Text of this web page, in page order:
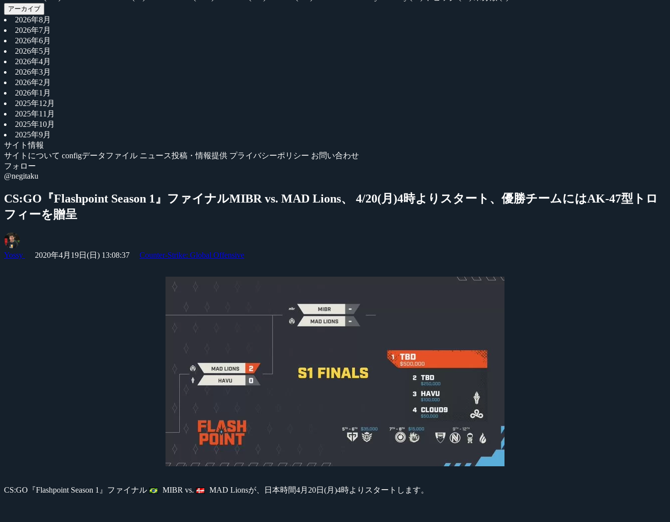
アーカイブ
2026年8月
2026年7月
2026年6月
2026年5月
2026年4月
2026年3月
2026年2月
2026年1月
2025年12月
2025年11月
2025年10月
2025年9月
サイト情報
サイトについて configデータファイル ニュース投稿・情報提供 プライバシーポリシー お問い合わせ
フォロー
@negitaku
CS:GO『Flashpoint Season 1』ファイナルMIBR vs. MAD Lions、 4/20(月)4時よりスタート、優勝チームにはAK-47型トロ
フィーを贈呈
Yossy 2020年4月19日(日) 13:08:37 Counter-Strike: Global Offensive
CS:GO『Flashpoint Season 1』ファイナル MIBR vs. MAD Lionsが、日本時間4月20日(月)4時よりスタートします。